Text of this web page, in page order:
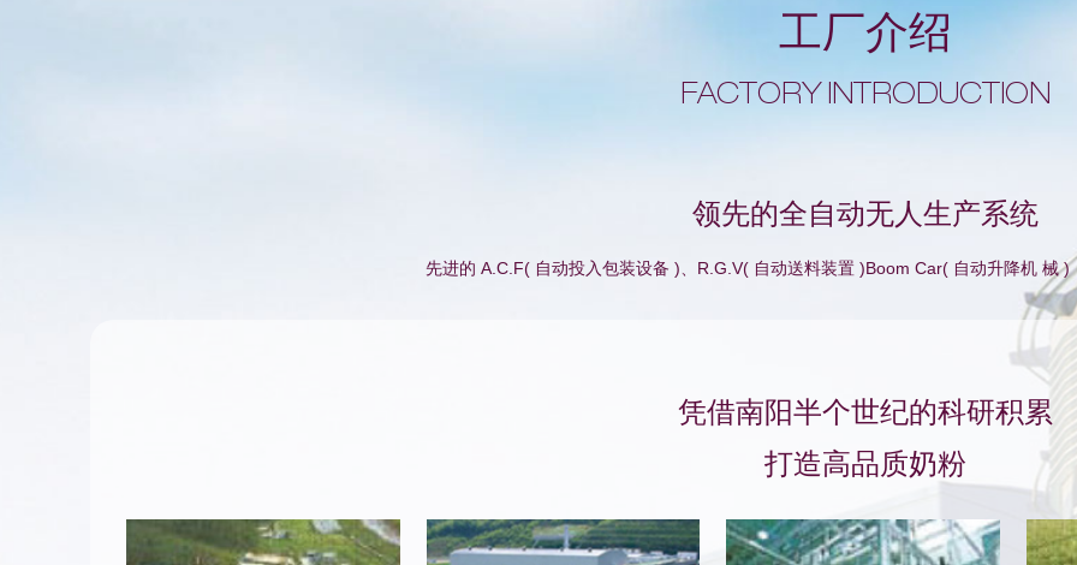
工厂介绍
FACTORY INTRODUCTION
领先的全自动无人生产系统
先进的 A.C.F( 自动投入包装设备 )、R.G.V( 自动送料装置 )Boom Car( 自动升降机 械
凭借南阳半个世纪的科研积累
打造高品质奶粉